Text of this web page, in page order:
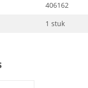
406162
1 stuk